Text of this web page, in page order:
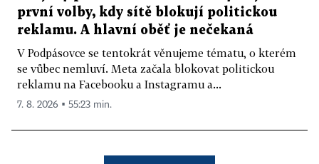
první volby, kdy sítě blokují politickou
reklamu. A hlavní oběť je nečekaná
V Podpásovce se tentokrát věnujeme tématu, o kterém
se vůbec nemluví. Meta začala blokovat politickou
reklamu na Facebooku a Instagramu a...
7. 8. 2026 ▪ 55:23 min.